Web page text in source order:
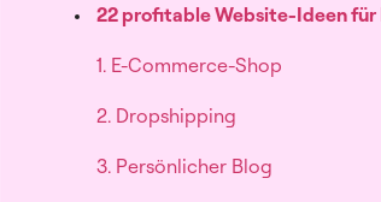
22 profitable Website-Ideen
1. E-Commerce-Shop
2. Dropshipping
3. Persönlicher Blog